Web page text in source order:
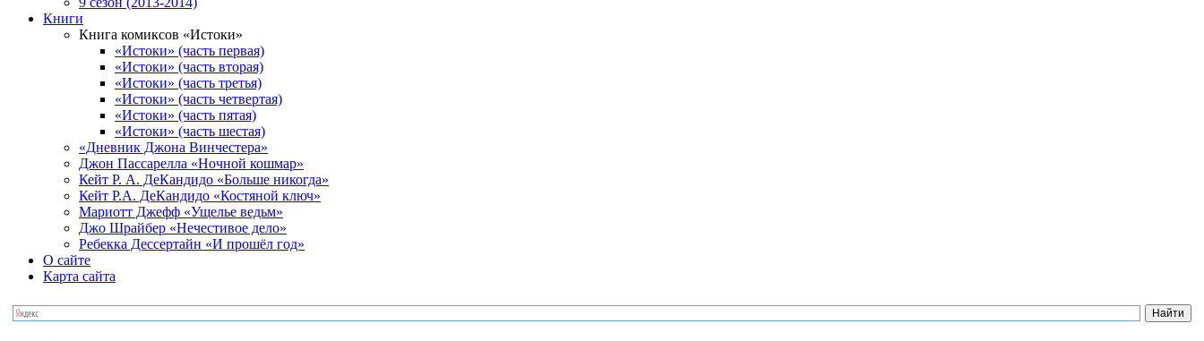
Книги
Книга комиксов «Истоки»
«Истоки» (часть первая)
«Истоки» (часть вторая)
«Истоки» (часть третья)
«Истоки» (часть четвертая)
«Истоки» (часть пятая)
«Истоки» (часть шестая)
«Дневник Джона Винчестера»
Джон Пассарелла «Ночной кошмар»
Кейт Р. А. ДеКандидо «Больше никогда»
Кейт Р.А. ДеКандидо «Костяной ключ»
Мариотт Джефф «Ущелье ведьм»
Джо Шрайбер «Нечестивое дело»
Ребекка Десcертайн «И прошёл год»
О сайте
Карта сайта